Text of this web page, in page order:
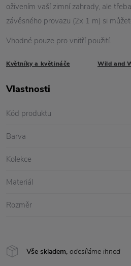
Vše skladem, odesíláme ihned
oživením vaší zimní zahrady, ale
závěsného provazu (2x 1 m) si
Vhodné pouze pro vnitří použití.
Květníky a květináče Wild and
Vlastnosti
Kód produktu
Barva
Kolekce
Materiál
Rozměr